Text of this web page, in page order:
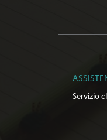
Servizio